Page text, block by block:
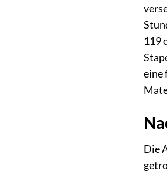
119
eine
Die